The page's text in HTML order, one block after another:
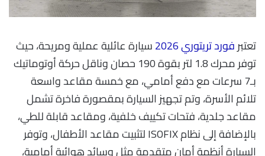
تعتبرفورد تريتوري 2026
سيارة عائلية عملية ومريحة، حيث
توفر محرك 1.8 لتر بقوة 190 حصان وناقل حركة أوتوماتيك
بـ7 سرعات مع دفع أمامي، مع خمسة مقاعد واسعة
تلائم الأسرة، وتم تجهيز السيارة بمقصورة فاخرة تشمل
مقاعد جلدية، فتحات تكييف خلفية، ومقاعد قابلة للطي،
بالإضافة إلى نظام ISOFIX لتثبيت مقاعد الأطفال، وتوفر
السيارة أنظمة أمان متقدمة مثل وسائد هوائية أمامية،